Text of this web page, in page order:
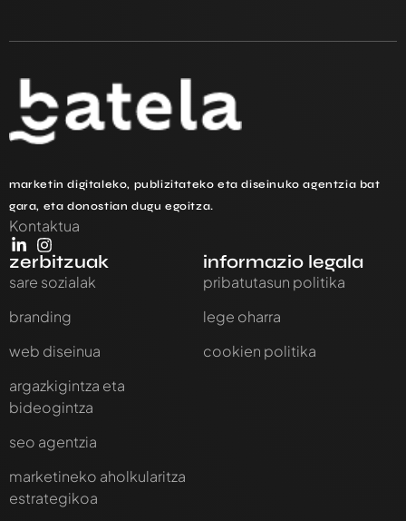
marketin digitaleko, publizitateko eta diseinuko agentzia bat
gara, eta donostian dugu egoitza.
Kontaktua
zerbitzuak
sare sozialak
branding
web diseinua
argazkigintza eta
bideogintza
seo agentzia
marketineko aholkularitza
estrategikoa
informazio legala
pribatutasun politika
lege oharra
cookien politika